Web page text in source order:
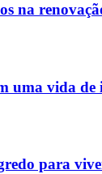
na
uma vida de
para